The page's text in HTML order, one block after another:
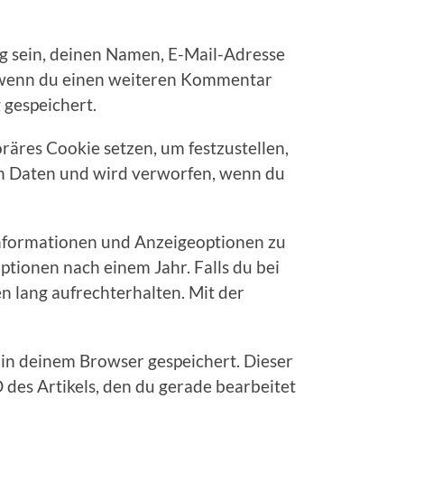
deinen Namen, E-Mail-Adresse
du einen weiteren Kommentar
Cookie setzen, um festzustellen,
Daten und wird verworfen, wenn du
und Anzeigeoptionen zu
nach einem Jahr. Falls du bei
lang aufrechterhalten. Mit der
deinem Browser gespeichert. Dieser
Artikels, den du gerade bearbeitet